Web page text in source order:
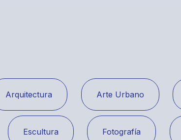
Arquitectura Arte Urbano
Escultura Fotografía